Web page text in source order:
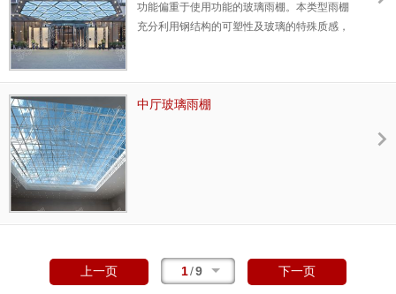
功能偏重于使用功能的玻璃雨棚。本类型雨棚
充分利用钢结构的可塑性及玻璃的特殊质感，
中厅玻璃雨棚
上一页 1/9 下一页